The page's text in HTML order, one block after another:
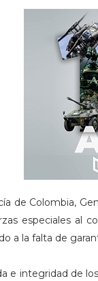
de Colombia,
especiales al
a la falta de
e integridad de